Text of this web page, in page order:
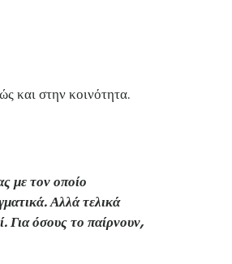
και στην κοινότητα.
με τον οποίο
Αλλά τελικά
Για όσους το παίρνουν,